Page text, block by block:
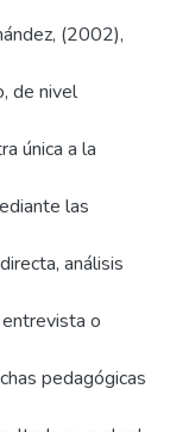
(2002),
de nivel
única a la
las
análisis
o
pedagógicas